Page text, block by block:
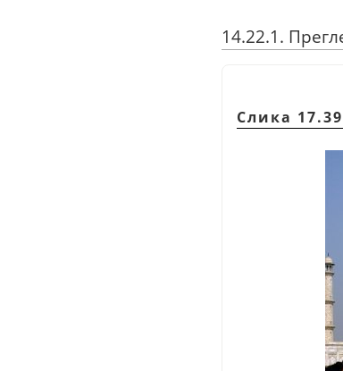
14.22.1.
Слика